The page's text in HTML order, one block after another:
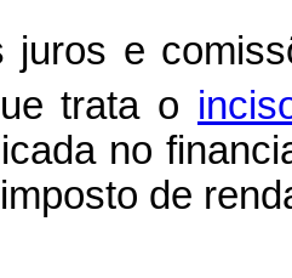
e
trata o
no
de